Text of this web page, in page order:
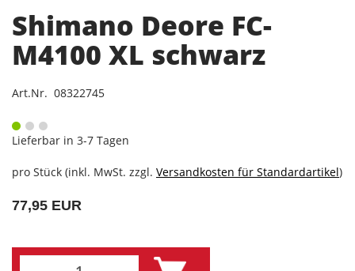
Shimano Deore FC-
M4100 XL schwarz
Art.Nr. 08322745
Lieferbar in 3-7 Tagen
pro Stück (inkl. MwSt. zzgl. Versandkosten für Standardartikel)
77,95 EUR